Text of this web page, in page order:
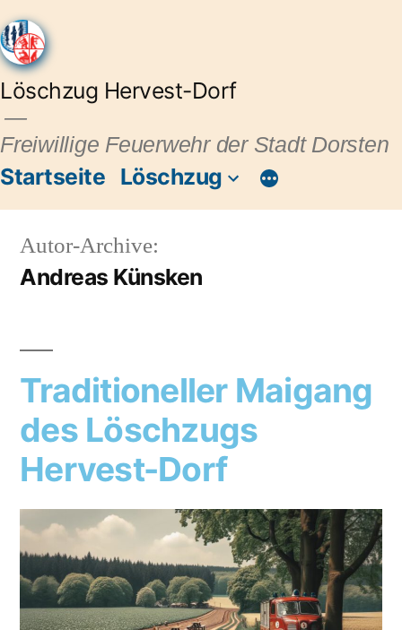
Löschzug Hervest-Dorf
Freiwillige Feuerwehr der Stadt Dorsten
Startseite Löschzug
Autor-Archive:
Andreas Künsken
Traditioneller Maigang
des Löschzugs
Hervest-Dorf